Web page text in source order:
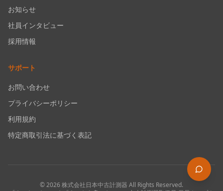
お知らせ
社員インタビュー
採用情報
サポート
お問い合わせ
プライバシーポリシー
利用規約
特定商取引法に基づく表記
©2026株式会社日本中古計測器 All Rights Reserved.